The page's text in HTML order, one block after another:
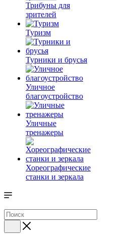
Трибуны для
зрителей
Туризм
Турники и брусья
Уличное
благоустройство
Уличные
тренажеры
Хореографические
станки и зеркала